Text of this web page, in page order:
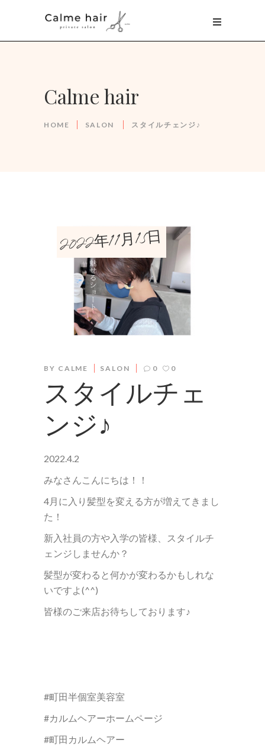
Calme hair
HOME SALON スタイルチェンジ♪
2022年11月15日
BY CALME SALON 0 0
スタイルチェ
ンジ♪
2022.4.2
みなさんこんにちは！！
4月に入り髪型を変える方が増えてきまし
た！
新入社員の方や入学の皆様、スタイルチ
ェンジしませんか？
髪型が変わると何かが変わるかもしれな
いですよ(^^)
皆様のご来店お待ちしております♪
#町田半個室美容室
#カルムヘアーホームページ
#町田カルムヘアー